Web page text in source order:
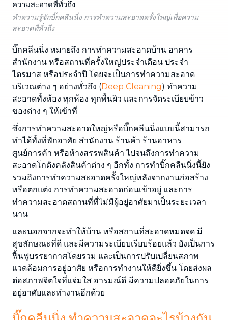
ทำความรู้จักบิ๊กคลีนนิ่ง การทำความสะอาดครั้งใหญ่เพื่อความ
สะอาดที่ทั่วถึง
บิ๊กคลีนนิ่ง หมายถึง การทำความสะอาดบ้าน อาคาร
สำนักงาน หรือสถานที่ครั้งใหญ่ประจำเดือน ประจำ
ไตรมาส หรือประจำปี โดยจะเป็นการทำความสะอาด
บริเวณต่าง ๆ อย่างทั่วถึง (Deep Cleaning) ทำความ
สะอาดทั้งห้อง ทุกห้อง ทุกพื้นผิว และการจัดระเบียบข้าว
ของต่าง ๆ ให้เข้าที่
ซึ่งการทำความสะอาดใหญ่หรือบิ๊กคลีนนิ่งแบบนี้สามารถ
ทำได้ทั้งที่พักอาศัย สำนักงาน ร้านค้า ร้านอาหาร
ศูนย์การค้า หรือห้างสรรพสินค้า ไปจนถึงการทำความ
สะอาดโกดังคลังสินค้าต่าง ๆ อีกทั้ง การทำบิ๊กคลีนนิ่งนี้ยัง
รวมถึงการทำความสะอาดครั้งใหญ่หลังจากงานก่อสร้าง
หรือตกแต่ง การทำความสะอาดก่อนเข้าอยู่ และการ
ทำความสะอาดสถานที่ที่ไม่มีผู้อยู่อาศัยมาเป็นระยะเวลา
นาน
และนอกจากจะทำให้บ้าน หรือสถานที่สะอาดหมดจด มี
สุขลักษณะที่ดี และมีความระเบียบเรียบร้อยแล้ว ยังเป็นการ
ฟื้นฟูบรรยากาศโดยรวม และเป็นการปรับเปลี่ยนสภาพ
แวดล้อมการอยู่อาศัย หรือการทำงานให้ดียิ่งขึ้น โดยส่งผล
ต่อสภาพจิตใจที่แจ่มใส อารมณ์ดี มีความปลอดภัยในการ
อยู่อาศัยและทำงานอีกด้วย